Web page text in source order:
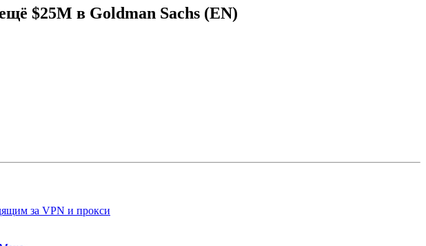
$25М в Goldman Sachs (EN)
за VPN и прокси